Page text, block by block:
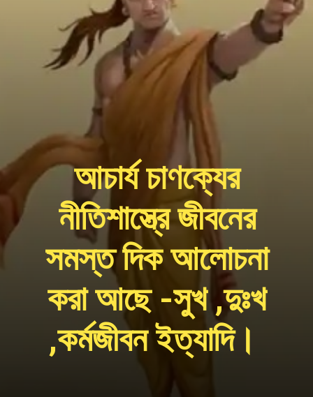
আচার্য চাণক্যের
নীতিশাস্ত্রে জীবনের
সমস্ত দিক আলোচনা
করা আছে -সুখ ,দুঃখ
,কর্মজীবন ইত্যাদি।